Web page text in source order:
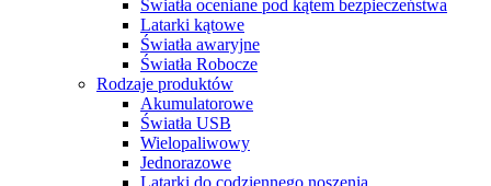
Światła oceniane pod kątem bezpieczeństwa
Latarki kątowe
Światła awaryjne
Światła Robocze
Rodzaje produktów
Akumulatorowe
Światła USB
Wielopaliwowy
Jednorazowe
Latarki do codziennego noszenia